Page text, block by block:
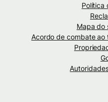
Política
Mapa do
Acordo de combate ao